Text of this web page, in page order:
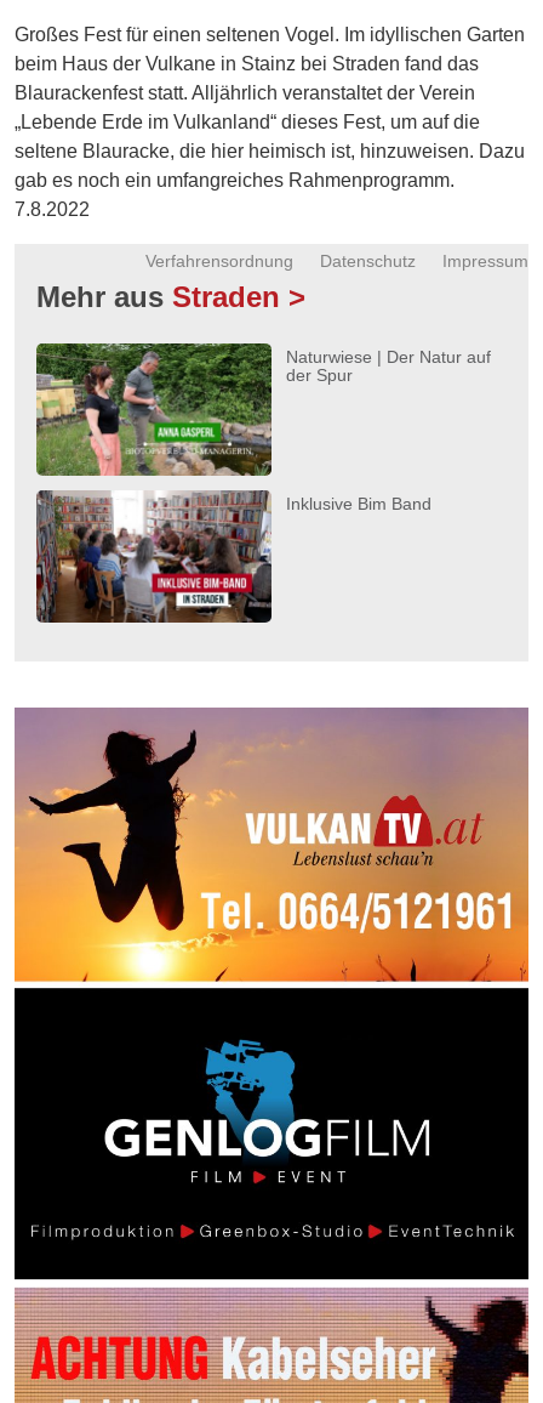
Schnöll
gfrogt
Zonen
Podcast
Großes Fest für einen seltenen Vogel. Im idyllischen Garten
beim Haus der Vulkane in Stainz bei Straden fand das
Blaurackenfest statt. Alljährlich veranstaltet der Verein
„Lebende Erde im Vulkanland“ dieses Fest, um auf die
seltene Blauracke, die hier heimisch ist, hinzuweisen. Dazu
gab es noch ein umfangreiches Rahmenprogramm.
7.8.2022
Impressum
Datenschutz
Verfahrensordnung
Mehr aus Straden >
Naturwiese | Der Natur auf
der Spur
Inklusive Bim Band